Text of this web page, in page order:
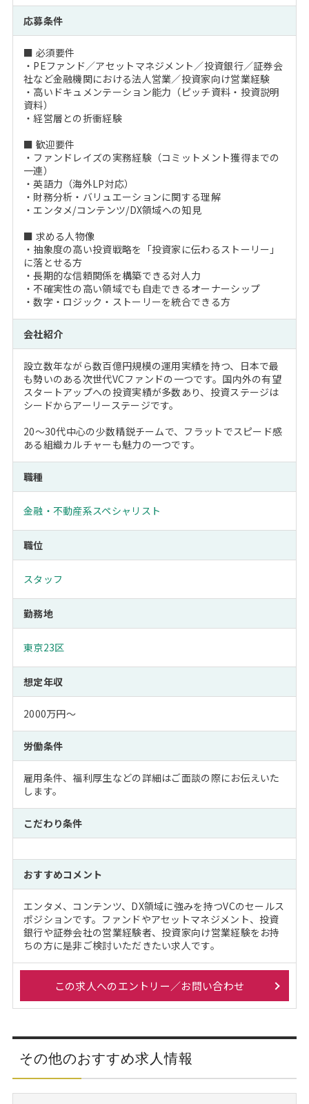
応募条件
■ 必須要件
・PEファンド／アセットマネジメント／投資銀行／証券会
社など金融機関における法人営業／投資家向け営業経験
・高いドキュメンテーション能力（ピッチ資料・投資説明
資料）
・経営層との折衝経験
■ 歓迎要件
・ファンドレイズの実務経験（コミットメント獲得までの
一連）
・英語力（海外LP対応）
・財務分析・バリュエーションに関する理解
・エンタメ/コンテンツ/DX領域への知見
■ 求める人物像
・抽象度の高い投資戦略を「投資家に伝わるストーリー」
に落とせる方
・長期的な信頼関係を構築できる対人力
・不確実性の高い領域でも自走できるオーナーシップ
・数字・ロジック・ストーリーを統合できる方
会社紹介
設立数年ながら数百億円規模の運用実績を持つ、日本で最
も勢いのある次世代VCファンドの一つです。国内外の有望
スタートアップへの投資実績が多数あり、投資ステージは
シードからアーリーステージです。
20～30代中心の少数精鋭チームで、フラットでスピード感
ある組織カルチャーも魅力の一つです。
職種
金融・不動産系スペシャリスト
職位
スタッフ
勤務地
東京23区
想定年収
2000万円～
労働条件
雇用条件、福利厚生などの詳細はご面談の際にお伝えいた
します。
こだわり条件
おすすめコメント
エンタメ、コンテンツ、DX領域に強みを持つVCのセールス
ポジションです。ファンドやアセットマネジメント、投資
銀行や証券会社の営業経験者、投資家向け営業経験をお持
ちの方に是非ご検討いただきたい求人です。
この求人へのエントリー／お問い合わせ
その他のおすすめ求人情報